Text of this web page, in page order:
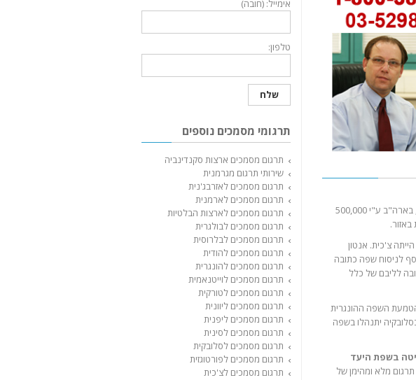
סלובקית היא שפה סלאבית מערבית הדומה במיוחד לצ'כית. היא מדוברת בסלובקיה ע"י חמישה מיליון תושבים, בארה"ב ע"י 500,000
כתובה, בעוד שבמהלך המאה ה18 השפה הכתובה הייתה צ'כית. אנטון
לא נחל הצלחה מרובה. בשנת 1844 נערך ניסיון נוסף לניסוח שפה כתובה
לליבם של כלל
ערך מאמצים להטמעת השפה ההונגרית
בסלובקיה יתנהלו בשפה
בשפת היעד
מלא ומהימן של
אימייל: (חובה)
טלפון:
תרגומי מסמכים נוספים
תרגום מסמכים ארצות סקנדינביה
שירותי תרגום מגרמנית
תרגום מסמכים לאזרבג'נית
תרגום מסמכים לארמנית
תרגום מסמכים לארצות הבלטיות
תרגום מסמכים לבולגרית
תרגום מסמכים לבלרוסית
תרגום מסמכים להודית
תרגום מסמכים להונגרית
תרגום מסמכים לוייטנאמית
תרגום מסמכים לטורקית
תרגום מסמכים ליוונית
תרגום מסמכים ליפנית
תרגום מסמכים לסינית
תרגום מסמכים לסלובקית
תרגום מסמכים לפורטוגזית
תרגום מסמכים לצ'כית